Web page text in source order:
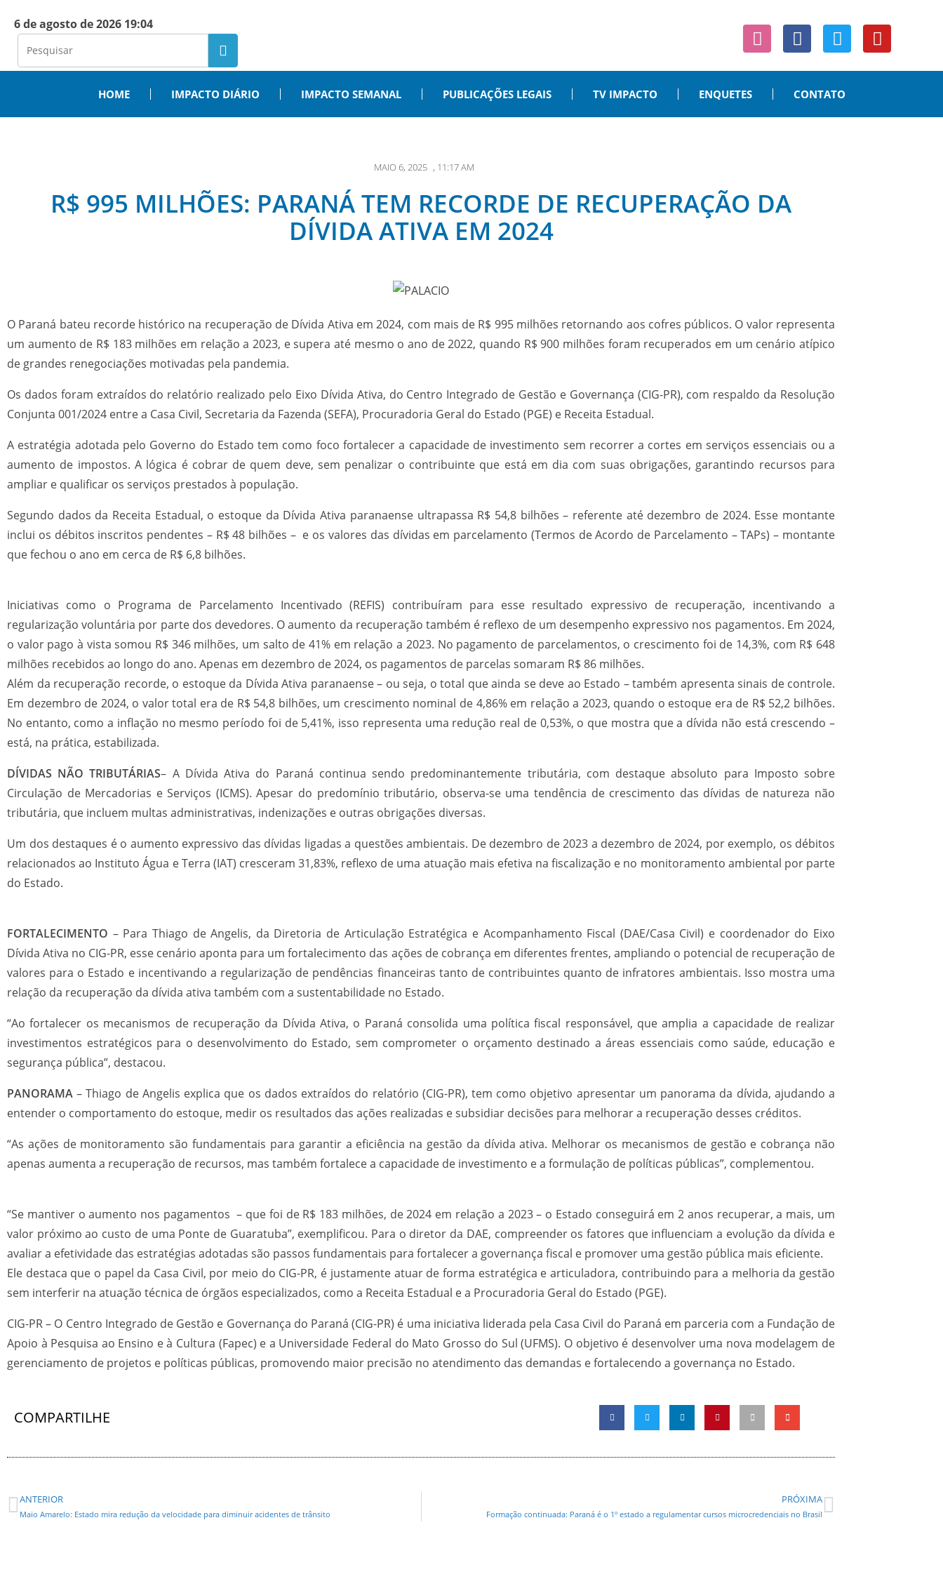
6 de agosto de 2026 19:04
HOME IMPACTO DIÁRIO IMPACTO SEMANAL PUBLICAÇÕES LEGAIS TV IMPACTO ENQUETES CONTATO
MAIO 6, 2025 , 11:17 AM
R$ 995 MILHÕES: PARANÁ TEM RECORDE DE RECUPERAÇÃO DA
DÍVIDA ATIVA EM 2024
O Paraná bateu recorde histórico na recuperação de Dívida Ativa em 2024, com mais de R$ 995 milhões retornando aos cofres públicos. O valor representa
um aumento de R$ 183 milhões em relação a 2023, e supera até mesmo o ano de 2022, quando R$ 900 milhões foram recuperados em um cenário atípico
de grandes renegociações motivadas pela pandemia.
Os dados foram extraídos do relatório realizado pelo Eixo Dívida Ativa, do Centro Integrado de Gestão e Governança (CIG-PR), com respaldo da Resolução
Conjunta 001/2024 entre a Casa Civil, Secretaria da Fazenda (SEFA), Procuradoria Geral do Estado (PGE) e Receita Estadual.
A estratégia adotada pelo Governo do Estado tem como foco fortalecer a capacidade de investimento sem recorrer a cortes em serviços essenciais ou a
aumento de impostos. A lógica é cobrar de quem deve, sem penalizar o contribuinte que está em dia com suas obrigações, garantindo recursos para
ampliar e qualificar os serviços prestados à população.
Segundo dados da Receita Estadual, o estoque da Dívida Ativa paranaense ultrapassa R$ 54,8 bilhões – referente até dezembro de 2024. Esse montante
inclui os débitos inscritos pendentes – R$ 48 bilhões – e os valores das dívidas em parcelamento (Termos de Acordo de Parcelamento – TAPs) – montante
que fechou o ano em cerca de R$ 6,8 bilhões.
Iniciativas como o Programa de Parcelamento Incentivado (REFIS) contribuíram para esse resultado expressivo de recuperação, incentivando a
regularização voluntária por parte dos devedores. O aumento da recuperação também é reflexo de um desempenho expressivo nos pagamentos. Em 2024,
o valor pago à vista somou R$ 346 milhões, um salto de 41% em relação a 2023. No pagamento de parcelamentos, o crescimento foi de 14,3%, com R$ 648
milhões recebidos ao longo do ano. Apenas em dezembro de 2024, os pagamentos de parcelas somaram R$ 86 milhões.
Além da recuperação recorde, o estoque da Dívida Ativa paranaense – ou seja, o total que ainda se deve ao Estado – também apresenta sinais de controle.
Em dezembro de 2024, o valor total era de R$ 54,8 bilhões, um crescimento nominal de 4,86% em relação a 2023, quando o estoque era de R$ 52,2 bilhões.
No entanto, como a inflação no mesmo período foi de 5,41%, isso representa uma redução real de 0,53%, o que mostra que a dívida não está crescendo –
está, na prática, estabilizada.
DÍVIDAS NÃO TRIBUTÁRIAS– A Dívida Ativa do Paraná continua sendo predominantemente tributária, com destaque absoluto para Imposto sobre
Circulação de Mercadorias e Serviços (ICMS). Apesar do predomínio tributário, observa-se uma tendência de crescimento das dívidas de natureza não
tributária, que incluem multas administrativas, indenizações e outras obrigações diversas.
Um dos destaques é o aumento expressivo das dívidas ligadas a questões ambientais. De dezembro de 2023 a dezembro de 2024, por exemplo, os débitos
relacionados ao Instituto Água e Terra (IAT) cresceram 31,83%, reflexo de uma atuação mais efetiva na fiscalização e no monitoramento ambiental por parte
do Estado.
FORTALECIMENTO – Para Thiago de Angelis, da Diretoria de Articulação Estratégica e Acompanhamento Fiscal (DAE/Casa Civil) e coordenador do Eixo
Dívida Ativa no CIG-PR, esse cenário aponta para um fortalecimento das ações de cobrança em diferentes frentes, ampliando o potencial de recuperação de
valores para o Estado e incentivando a regularização de pendências financeiras tanto de contribuintes quanto de infratores ambientais. Isso mostra uma
relação da recuperação da dívida ativa também com a sustentabilidade no Estado.
“Ao fortalecer os mecanismos de recuperação da Dívida Ativa, o Paraná consolida uma política fiscal responsável, que amplia a capacidade de realizar
investimentos estratégicos para o desenvolvimento do Estado, sem comprometer o orçamento destinado a áreas essenciais como saúde, educação e
segurança pública”, destacou.
PANORAMA– Thiago de Angelis explica que os dados extraídos do relatório (CIG-PR), tem como objetivo apresentar um panorama da dívida, ajudando a
entender o comportamento do estoque, medir os resultados das ações realizadas e subsidiar decisões para melhorar a recuperação desses créditos.
“As ações de monitoramento são fundamentais para garantir a eficiência na gestão da dívida ativa. Melhorar os mecanismos de gestão e cobrança não
apenas aumenta a recuperação de recursos, mas também fortalece a capacidade de investimento e a formulação de políticas públicas”, complementou.
“Se mantiver o aumento nos pagamentos – que foi de R$ 183 milhões, de 2024 em relação a 2023 – o Estado conseguirá em 2 anos recuperar, a mais, um
valor próximo ao custo de uma Ponte de Guaratuba”, exemplificou. Para o diretor da DAE, compreender os fatores que influenciam a evolução da dívida e
avaliar a efetividade das estratégias adotadas são passos fundamentais para fortalecer a governança fiscal e promover uma gestão pública mais eficiente.
Ele destaca que o papel da Casa Civil, por meio do CIG-PR, é justamente atuar de forma estratégica e articuladora, contribuindo para a melhoria da gestão
sem interferir na atuação técnica de órgãos especializados, como a Receita Estadual e a Procuradoria Geral do Estado (PGE).
CIG-PR – O Centro Integrado de Gestão e Governança do Paraná (CIG-PR) é uma iniciativa liderada pela Casa Civil do Paraná em parceria com a Fundação de
Apoio à Pesquisa ao Ensino e à Cultura (Fapec) e a Universidade Federal do Mato Grosso do Sul (UFMS). O objetivo é desenvolver uma nova modelagem de
gerenciamento de projetos e políticas públicas, promovendo maior precisão no atendimento das demandas e fortalecendo a governança no Estado.
COMPARTILHE
ANTERIOR
Maio Amarelo: Estado mira redução da velocidade para diminuir acidentes de trânsito
PRÓXIMA
Formação continuada: Paraná é o 1º estado a regulamentar cursos microcredenciais no Brasil